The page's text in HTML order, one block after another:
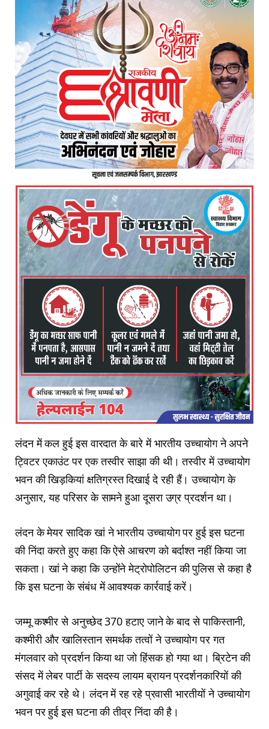
लंदन में कल हुई इस वारदात के बारे में भारतीय उच्चायोग ने अपने
ट्विटर एकाउंट पर एक तस्वीर साझा की थी। तस्वीर में उच्चायोग
भवन की खिड़कियां क्षतिग्रस्त दिखाई दे रही हैं। उच्चायोग के
अनुसार, यह परिसर के सामने हुआ दूसरा उग्र प्रदर्शन था।
लंदन के मेयर सादिक खां ने भारतीय उच्चायोग पर हुई इस घटना
की निंदा करते हुए कहा कि ऐसे आचरण को बर्दाश्त नहीं किया जा
सकता। खां ने कहा कि उन्होंने मेट्रोपोलिटन की पुलिस से कहा है
कि इस घटना के संबंध में आवश्यक कार्रवाई करें।
जम्मू कश्मीर से अनुच्छेद 370 हटाए जाने के बाद से पाकिस्तानी,
कश्मीरी और खालिस्तान समर्थक तत्वों ने उच्चायोग पर गत
मंगलवार को प्रदर्शन किया था जो हिंसक हो गया था। ब्रिटेन की
संसद में लेबर पार्टी के सदस्य लायम ब्रायन प्रदर्शनकारियों की
अगुवाई कर रहे थे। लंदन में रह रहे प्रवासी भारतीयों ने उच्चायोग
भवन पर हुई इस घटना की तीव्र निंदा की है।